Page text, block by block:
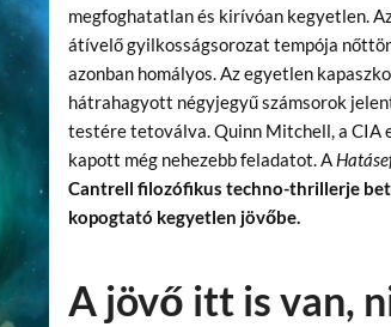
megfoghatatlan és kirívóan kegyetlen.
átívelő gyilkosságsorozat tempója
azonban homályos. Az egyetlen
hátrahagyott négyjegyű számsorok
testére tetoválva. Quinn Mitchell, a CIA
kapott még nehezebb feladatot. A
Cantrell filozófikus techno-thrillerje
kopogtató kegyetlen jövőbe.
A jövő itt is van,